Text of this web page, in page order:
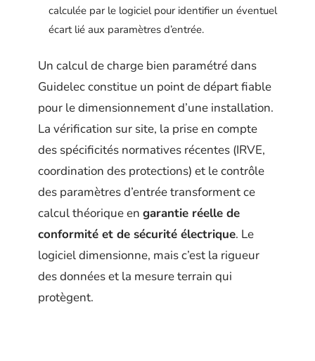
calculée par le logiciel pour identifier un éventuel
écart lié aux paramètres d’entrée.
Un calcul de charge bien paramétré dans
Guidelec constitue un point de départ fiable
pour le dimensionnement d’une installation.
La vérification sur site, la prise en compte
des spécificités normatives récentes (IRVE,
coordination des protections) et le contrôle
des paramètres d’entrée transforment ce
calcul théorique en garantie réelle de
conformité et de sécurité électrique. Le
logiciel dimensionne, mais c’est la rigueur
des données et la mesure terrain qui
protègent.